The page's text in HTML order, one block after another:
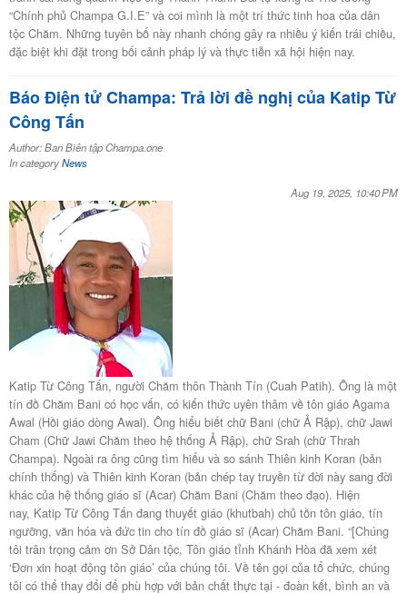
“Chính phủ Champa G.I.E” và coi mình là một trí thức tinh hoa của dân
tộc Chăm. Những tuyên bố này nhanh chóng gây ra nhiều ý kiến trái chiều,
đặc biệt khi đặt trong bối cảnh pháp lý và thực tiễn xã hội hiện nay.
Báo Điện tử Champa: Trả lời đề nghị của Katip Từ
Công Tấn
Author: Ban Biên tập Champa.one
In categoryNews
Aug 19, 2025, 10:40 PM
Katip Từ Công Tấn, người Chăm thôn Thành Tín (Cuah Patih). Ông là một
tín đồ Chăm Bani có học vấn, có kiến thức uyên thâm về tôn giáo Agama
Awal (Hồi giáo dòng Awal). Ông hiểu biết chữ Bani (chữ Ả Rập), chữ Jawi
Cham (Chữ Jawi Chăm theo hệ thống Ả Rập), chữ Srah (chữ Thrah
Champa). Ngoài ra ông cũng tìm hiểu và so sánh Thiên kinh Koran (bản
chính thống) và Thiên kinh Koran (bản chép tay truyền từ đời này sang đời
khác của hệ thống giáo sĩ (Acar) Chăm Bani (Chăm theo đạo). Hiện
nay, Katip Từ Công Tấn đang thuyết giáo (khutbah) chủ tồn tôn giáo, tín
ngưỡng, văn hóa và đức tin cho tín đồ giáo sĩ (Acar) Chăm Bani. “[Chúng
tôi trân trọng cảm ơn Sở Dân tộc, Tôn giáo tỉnh Khánh Hòa đã xem xét
‘Đơn xin hoạt động tôn giáo’ của chúng tôi. Về tên gọi của tổ chức, chúng
tôi có thể thay đổi để phù hợp với bản chất thực tại - đoàn kết, bình an và